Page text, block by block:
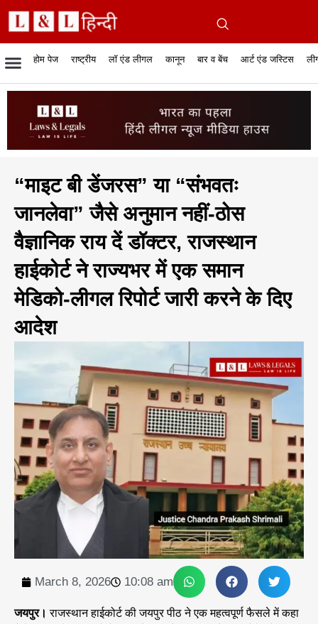
होम पेज राष्ट्रीय
रिपोर्टेबल जजमेंट सुप्रीम कोर्ट हाईकोर्ट
लॉ एंड लीगल
रिसर्च एनालाईसिस एंड लॉ केस स्टेटस
कानून
व्यापार में कानून फिल्में और कानून
बार व बेंच
बार एसोसिएशन बार
आर्ट एंड जस्टिस
जस्टिस एंड जस्टिस
“माइट बी डेंजरस” या “संभवतः
जानलेवा” जैसे अनुमान नहीं-ठोस
वैज्ञानिक राय दें डॉक्टर, राजस्थान
हाईकोर्ट ने राज्यभर में एक समान
मेडिको-लीगल रिपोर्ट जारी करने के दिए
आदेश
March 8, 2026 10:08 am
जयपुर। राजस्थान हाईकोर्ट की जयपुर पीठ ने एक महत्वपूर्ण फैसले में कहा